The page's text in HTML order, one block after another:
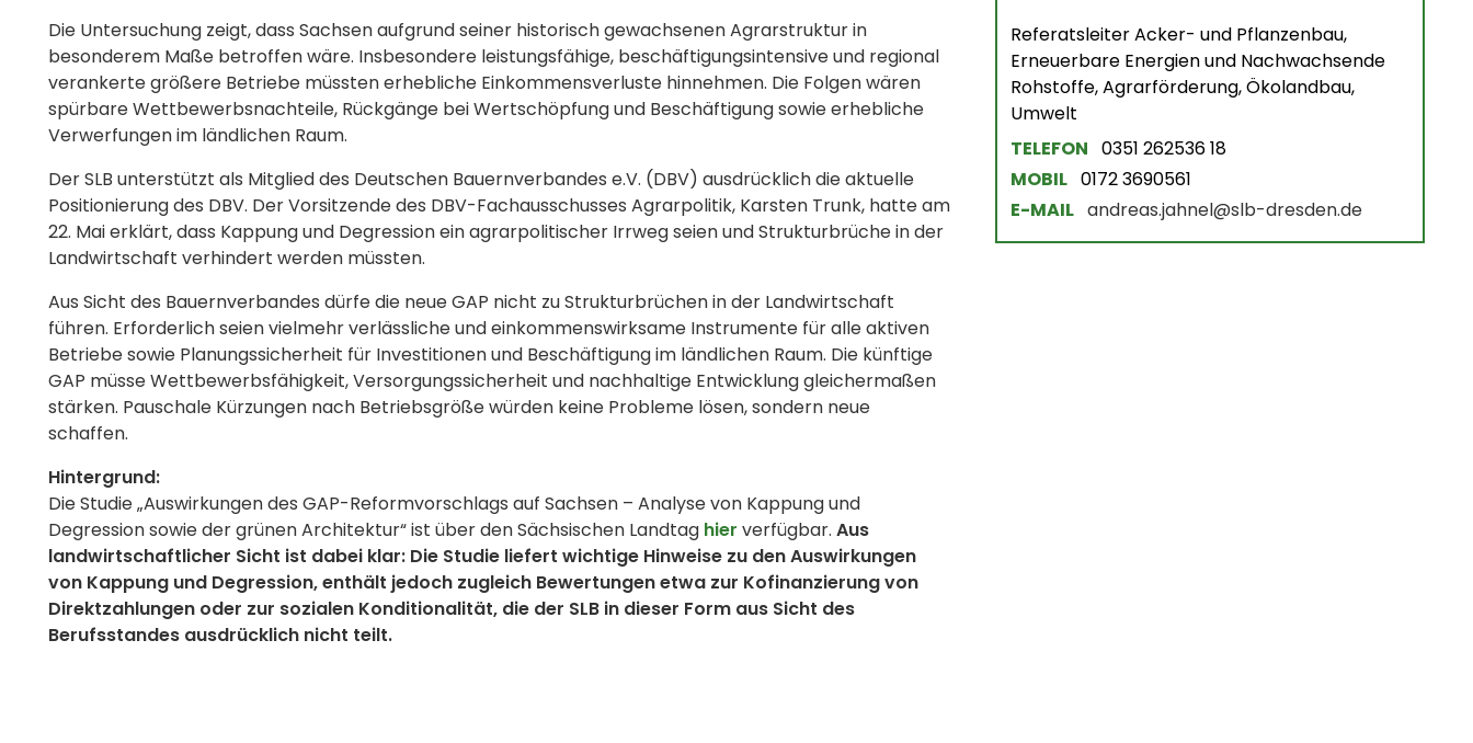
Die Untersuchung zeigt, dass Sachsen aufgrund seiner historisch gewachsenen Agrarstruktur in
besonderem Maße betroffen wäre. Insbesondere leistungsfähige, beschäftigungsintensive und regional
verankerte größere Betriebe müssten erhebliche Einkommensverluste hinnehmen. Die Folgen wären
spürbare Wettbewerbsnachteile, Rückgänge bei Wertschöpfung und Beschäftigung sowie erhebliche
Verwerfungen im ländlichen Raum.
Der SLB unterstützt als Mitglied des Deutschen Bauernverbandes e.V. (DBV) ausdrücklich die aktuelle
Positionierung des DBV. Der Vorsitzende des DBV-Fachausschusses Agrarpolitik, Karsten Trunk, hatte am
22. Mai erklärt, dass Kappung und Degression ein agrarpolitischer Irrweg seien und Strukturbrüche in der
Landwirtschaft verhindert werden müssten.
Aus Sicht des Bauernverbandes dürfe die neue GAP nicht zu Strukturbrüchen in der Landwirtschaft
führen. Erforderlich seien vielmehr verlässliche und einkommenswirksame Instrumente für alle aktiven
Betriebe sowie Planungssicherheit für Investitionen und Beschäftigung im ländlichen Raum. Die künftige
GAP müsse Wettbewerbsfähigkeit, Versorgungssicherheit und nachhaltige Entwicklung gleichermaßen
stärken. Pauschale Kürzungen nach Betriebsgröße würden keine Probleme lösen, sondern neue
schaffen.
Hintergrund:
Die Studie „Auswirkungen des GAP-Reformvorschlags auf Sachsen – Analyse von Kappung und
Degression sowie der grünen Architektur“ ist über den Sächsischen Landtag hier verfügbar. Aus
landwirtschaftlicher Sicht ist dabei klar: Die Studie liefert wichtige Hinweise zu den Auswirkungen
von Kappung und Degression, enthält jedoch zugleich Bewertungen etwa zur Kofinanzierung von
Direktzahlungen oder zur sozialen Konditionalität, die der SLB in dieser Form aus Sicht des
Berufsstandes ausdrücklich nicht teilt.
Referatsleiter Acker- und Pflanzenbau,
Erneuerbare Energien und Nachwachsende
Rohstoffe, Agrarförderung, Ökolandbau,
Umwelt
TELEFON 0351 262536 18
MOBIL 0172 3690561
E-MAIL andreas.jahnel@slb-dresden.de